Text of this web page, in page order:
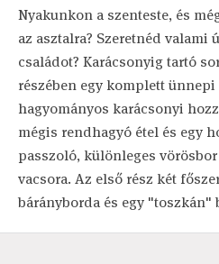
Nyakunkon a szenteste, és
az asztalra? Szeretnéd valami
családot? Karácsonyig tartó
részében egy komplett
hagyományos karácsonyi
mégis rendhagyó étel és egy
passzoló, különleges
vacsora. Az első rész két
bárányborda és egy "toszkán"